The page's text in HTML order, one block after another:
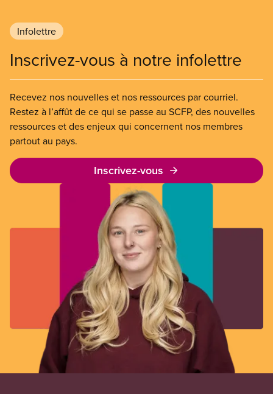
Infolettre
Inscrivez-vous à notre infolettre
Recevez nos nouvelles et nos ressources par courriel.
Restez à l’affût de ce qui se passe au SCFP, des nouvelles
ressources et des enjeux qui concernent nos membres
partout au pays.
Inscrivez-vous